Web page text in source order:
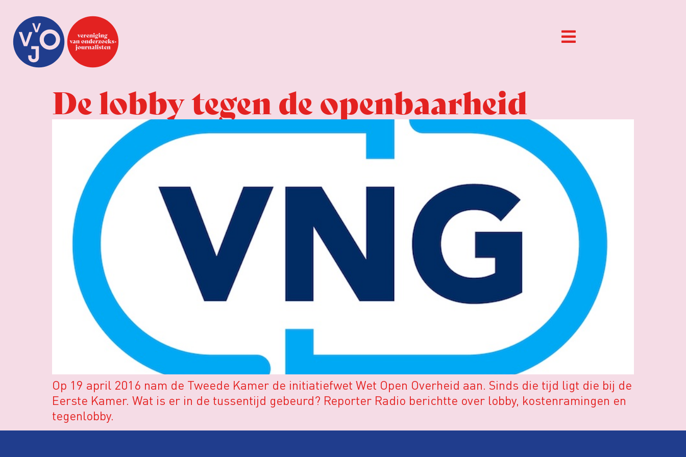
De lobby tegen de openbaarheid
Op 19 april 2016 nam de Tweede Kamer de initiatiefwet Wet Open Overheid aan. Sinds die tijd ligt die bij de
Eerste Kamer. Wat is er in de tussentijd gebeurd? Reporter Radio berichtte over lobby, kostenramingen en
tegenlobby.